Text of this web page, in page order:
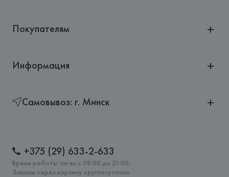
Покупателям
Информация
Самовывоз: г. Минск
+375 (29) 633-2-633
Время работы: пн-вс с 09:00 до 21:00,
Заказы через корзину круглосуточно